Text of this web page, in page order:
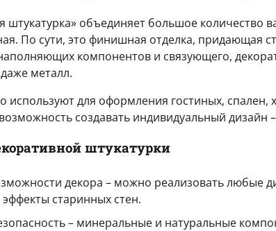
штукатурка» объединяет большое количество
По сути, это финишная отделка, придающая
компонентов и связующего,
металл.
используют для оформления гостиных, спален,
создавать индивидуальный дизайн
штукатурки
декора – можно реализовать любые
старинных стен.
– минеральные и натуральные